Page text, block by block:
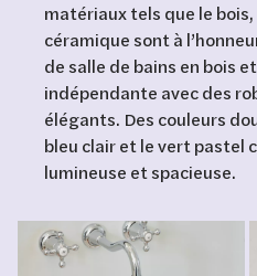
matériaux tels que le
céramique sont à
de salle de bains en bois
indépendante avec des
élégants. Des couleurs
bleu clair et le vert pastel
lumineuse et spacieuse.